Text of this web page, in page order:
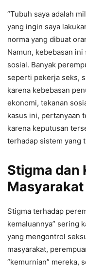
“Tubuh saya adalah
yang ingin saya
norma yang dibuat
Namun, kebebasan
sosial. Banyak
seperti pekerja seks,
karena kebebasan
ekonomi, tekanan
kasus ini, pertanyaan
karena keputusan
terhadap sistem yang
Stigma dan
Masyarakat
Stigma terhadap
kemaluannya” sering
yang mengontrol
masyarakat,
“kemurnian” mereka,